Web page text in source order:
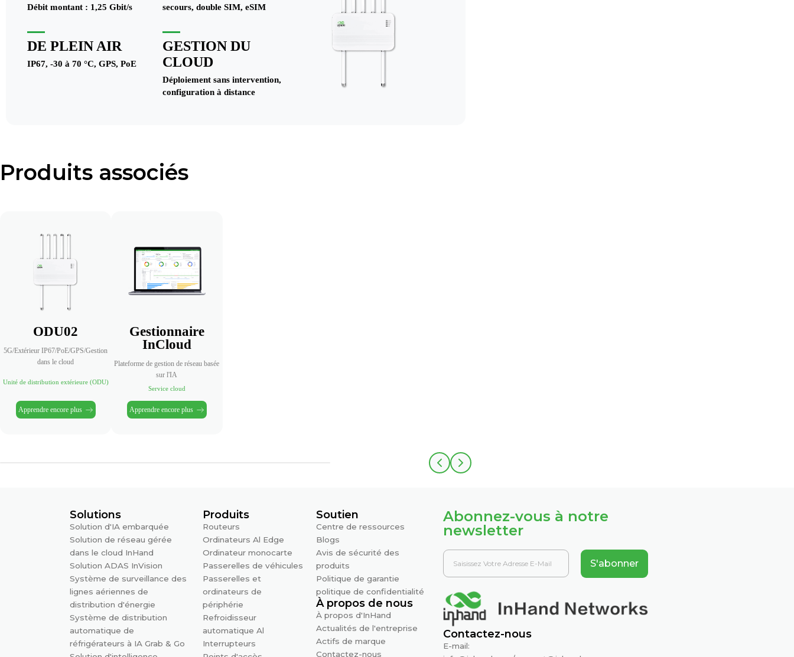
Débit montant : 1,25 Gbit/s
secours, double SIM, eSIM
DE PLEIN AIR
IP67, -30 à 70 °C, GPS, PoE
GESTION DU
CLOUD
Déploiement sans intervention,
configuration à distance
Produits associés
ODU02
5G/Extérieur IP67/PoE/GPS/Gestion
dans le cloud
Unité de distribution extérieure (ODU)
Apprendre encore plus
Gestionnaire
InCloud
Plateforme de gestion de réseau basée
sur l'IA
Service cloud
Apprendre encore plus
Solutions
Solution d'IA embarquée
Solution de réseau gérée
dans le cloud InHand
Solution ADAS InVision
Système de surveillance des
lignes aériennes de
distribution d'énergie
Système de distribution
automatique de
réfrigérateurs à IA Grab & Go
Produits
Routeurs
Ordinateurs Al Edge
Ordinateur monocarte
Passerelles de véhicules
Passerelles et
ordinateurs de
périphérie
Refroidisseur
automatique Al
Interrupteurs
Soutien
Centre de ressources
Blogs
Avis de sécurité des
produits
Politique de garantie
politique de confidentialité
À propos de nous
À propos d'InHand
Actualités de l'entreprise
Actifs de marque
Contactez-nous
Abonnez-vous à notre
newsletter
S'abonner
Contactez-nous
E-mail: